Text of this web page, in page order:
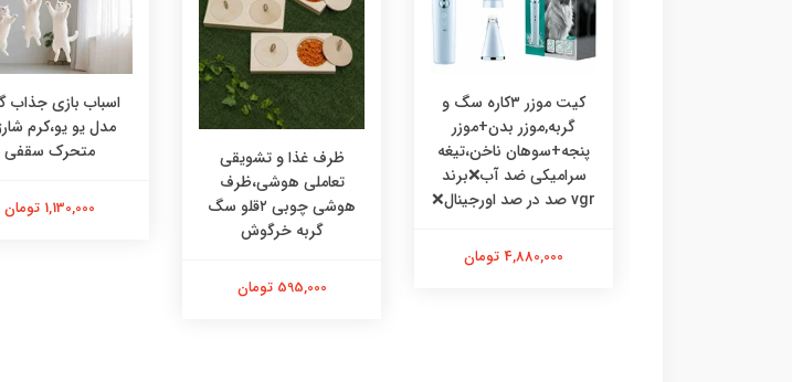
کیت موزر ۳کاره سگ و
گربه,موزر بدن+موزر
پنجه+سوهان ناخن،تیغه
سرامیکی ضد آب❌برند
vgr صد در صد اورجینال❌
4,880,000 تومان
ظرف غذا و تشویقی
تعاملی هوشی،ظرف
هوشی چوبی ۲قلو سگ
گربه خرگوش
595,000 تومان
اسباب بازی جذاب
مدل یو یو،کرم
متحرک سقفی
1,130,000 تومان